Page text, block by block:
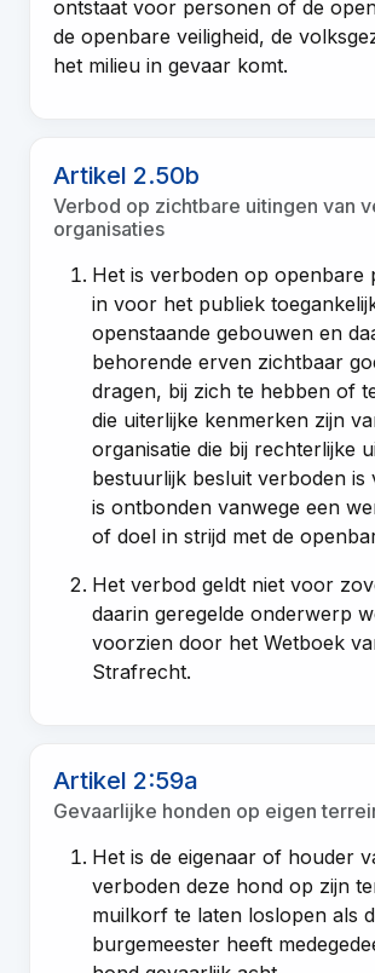
ontstaat voor personen of de
de openbare veiligheid, de
het milieu in gevaar komt.
Artikel 2.50b
Verbod op zichtbare uitingen van
organisaties
Het is verboden op openbare
in voor het publiek
openstaande gebouwen en
behorende erven zichtbaar
dragen, bij zich te hebben of
die uiterlijke kenmerken zijn
organisatie die bij rechterlijke
bestuurlijk besluit verboden is
is ontbonden vanwege een
of doel in strijd met de
Het verbod geldt niet voor
daarin geregelde onderwerp
voorzien door het Wetboek
Strafrecht.
Artikel 2:59a
Gevaarlijke honden op eigen
Het is de eigenaar of houder
verboden deze hond op zijn
muilkorf te laten loslopen als
burgemeester heeft